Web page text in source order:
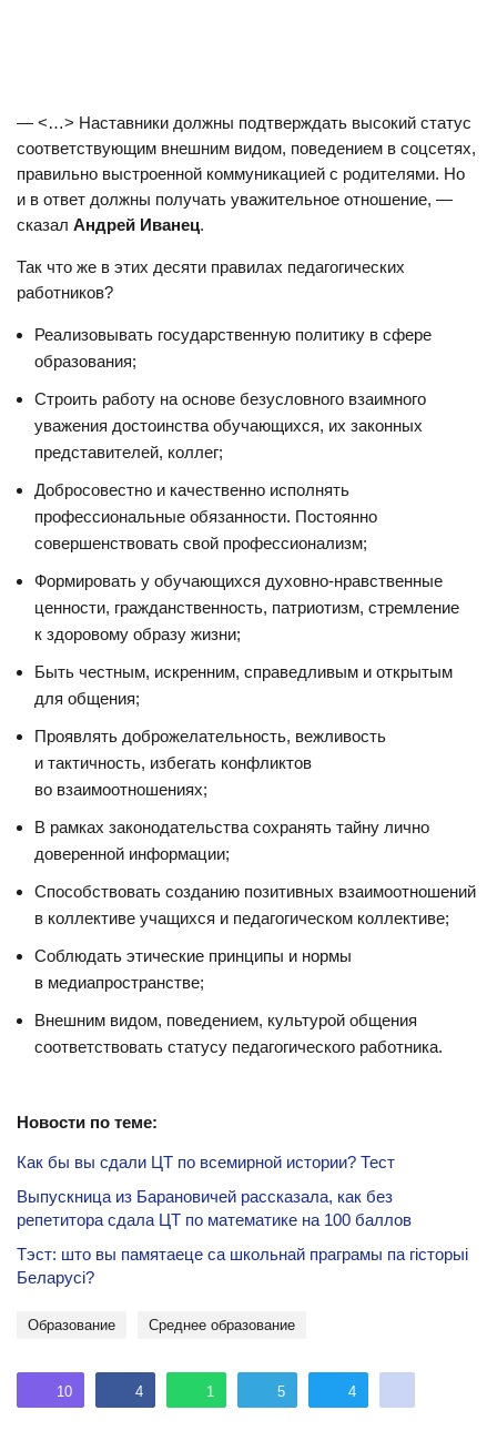
— <…> Наставники должны подтверждать высокий статус
соответствующим внешним видом, поведением в соцсетях,
правильно выстроенной коммуникацией с родителями. Но
и в ответ должны получать уважительное отношение, —
сказал Андрей Иванец.
Так что же в этих десяти правилах педагогических
работников?
Реализовывать государственную политику в сфере
образования;
Строить работу на основе безусловного взаимного
уважения достоинства обучающихся, их законных
представителей, коллег;
Добросовестно и качественно исполнять
профессиональные обязанности. Постоянно
совершенствовать свой профессионализм;
Формировать у обучающихся духовно-нравственные
ценности, гражданственность, патриотизм, стремление
к здоровому образу жизни;
Быть честным, искренним, справедливым и открытым
для общения;
Проявлять доброжелательность, вежливость
и тактичность, избегать конфликтов
во взаимоотношениях;
В рамках законодательства сохранять тайну лично
доверенной информации;
Способствовать созданию позитивных взаимоотношений
в коллективе учащихся и педагогическом коллективе;
Соблюдать этические принципы и нормы
в медиапространстве;
Внешним видом, поведением, культурой общения
соответствовать статусу педагогического работника.
Новости по теме:
Как бы вы сдали ЦТ по всемирной истории? Тест
Выпускница из Барановичей рассказала, как без
репетитора сдала ЦТ по математике на 100 баллов
Тэст: што вы памятаеце са школьнай праграмы па гісторыі
Беларусі?
Образование среднее образование
10 4 1 5 4